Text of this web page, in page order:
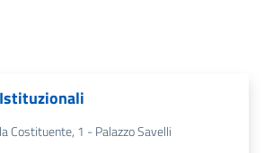
Costituente, 1 - Palazzo Savelli